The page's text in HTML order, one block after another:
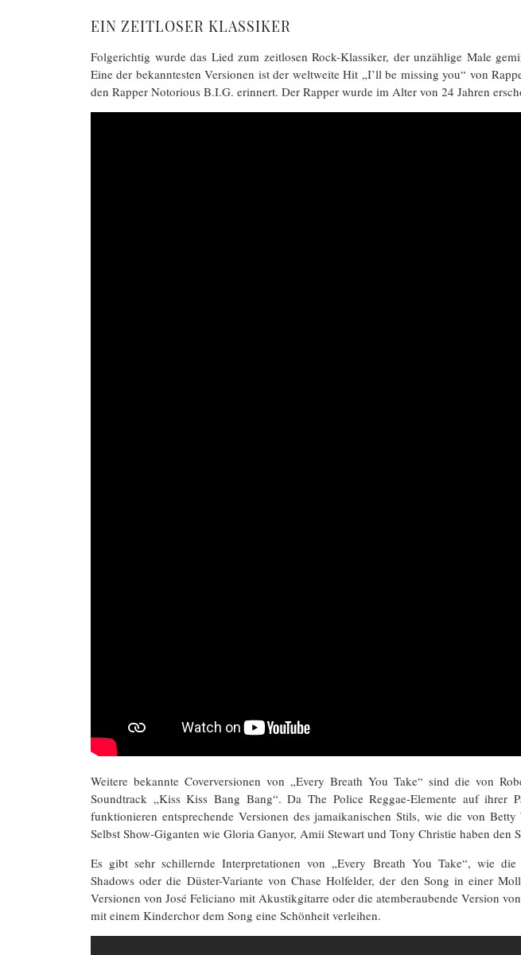
EIN ZEITLOSER KLASSIKER
Folgerichtig wurde das Lied zum zeitlosen Rock-Klassiker, der unzählige Male
Eine der bekanntesten Versionen ist der weltweite Hit „I’ll be missing you“ von
den Rapper Notorious B.I.G. erinnert. Der Rapper wurde im Alter von 24 Jahren
Weitere bekannte Coverversionen von „Every Breath You Take“ sind die von
Soundtrack „Kiss Kiss Bang Bang“. Da The Police Reggae-Elemente auf ihrer
funktionieren entsprechende Versionen des jamaikanischen Stils, wie die von
Selbst Show-Giganten wie Gloria Ganyor, Amii Stewart und Tony Christie haben den
Es gibt sehr schillernde Interpretationen von „Every Breath You Take“, wie die
Shadows oder die Düster-Variante von Chase Holfelder, der den Song in einer
Versionen von José Feliciano mit Akustikgitarre oder die atemberaubende Version
mit einem Kinderchor dem Song eine Schönheit verleihen.